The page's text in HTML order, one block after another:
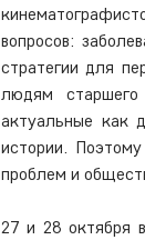
вопросов:
стратегии для
людям старшего
актуальные как
истории.
проблем и
27 и 28